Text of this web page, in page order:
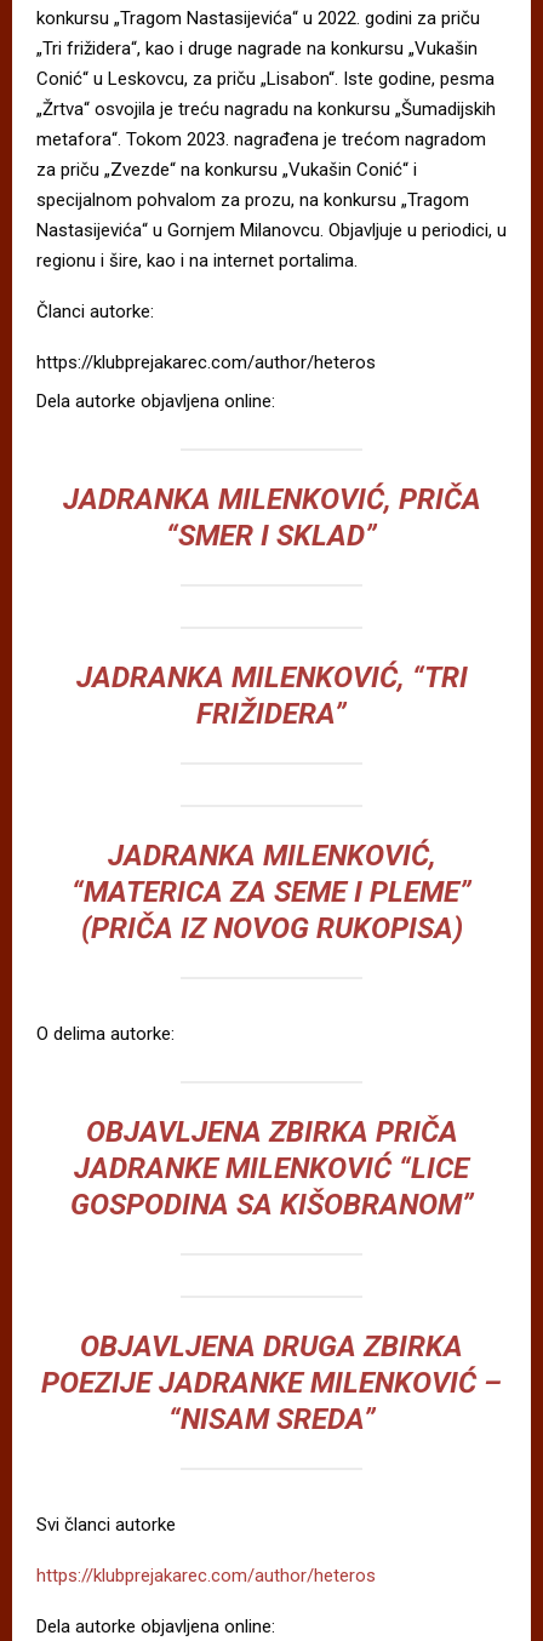
konkursu „Tragom Nastasijevića“ u 2022. godini za priču
„Tri frižidera“, kao i druge nagrade na konkursu „Vukašin
Conić“ u Leskovcu, za priču „Lisabon“. Iste godine, pesma
„Žrtva“ osvojila je treću nagradu na konkursu „Šumadijskih
metafora“. Tokom 2023. nagrađena je trećom nagradom
za priču „Zvezde“ na konkursu „Vukašin Conić“ i
specijalnom pohvalom za prozu, na konkursu „Tragom
Nastasijevića“ u Gornjem Milanovcu. Objavljuje u periodici, u
regionu i šire, kao i na internet portalima.
Članci autorke:
https://klubprejakarec.com/author/heteros
Dela autorke objavljena online:
JADRANKA MILENKOVIĆ, PRIČA
“SMER I SKLAD”
JADRANKA MILENKOVIĆ, “TRI
FRIŽIDERA”
JADRANKA MILENKOVIĆ,
“MATERICA ZA SEME I PLEME”
(PRIČA IZ NOVOG RUKOPISA)
O delima autorke:
OBJAVLJENA ZBIRKA PRIČA
JADRANKE MILENKOVIĆ “LICE
GOSPODINA SA KIŠOBRANOM”
OBJAVLJENA DRUGA ZBIRKA
POEZIJE JADRANKE MILENKOVIĆ –
“NISAM SREDA”
Svi članci autorke
https://klubprejakarec.com/author/heteros
Dela autorke objavljena online: